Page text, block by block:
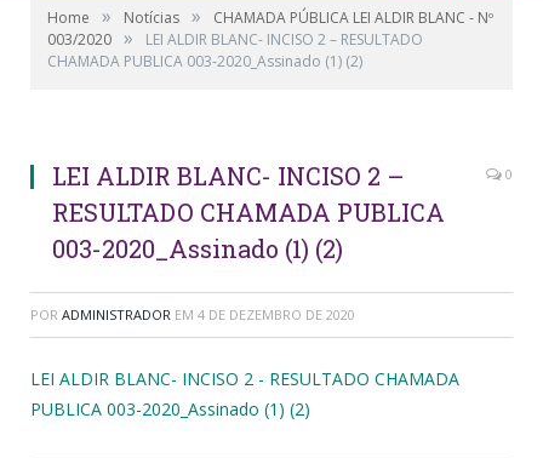
Home » Notícias »
CHAMADA PÚBLICA LEI ALDIR BLANC - Nº
003/2020 »
LEI ALDIR BLANC- INCISO 2 – RESULTADO
CHAMADA PUBLICA 003-2020_Assinado (1) (2)
LEI ALDIR BLANC- INCISO 2 –
RESULTADO CHAMADA PUBLICA
003-2020_Assinado (1) (2)
0
POR ADMINISTRADOR EM 4 DE DEZEMBRO DE 2020
LEI ALDIR BLANC- INCISO 2 - RESULTADO CHAMADA
PUBLICA 003-2020_Assinado (1) (2)